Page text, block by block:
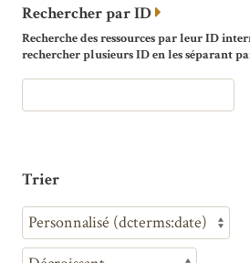
Rechercher par ID
Recherche des ressources par leur ID
rechercher plusieurs ID en les séparant
Trier